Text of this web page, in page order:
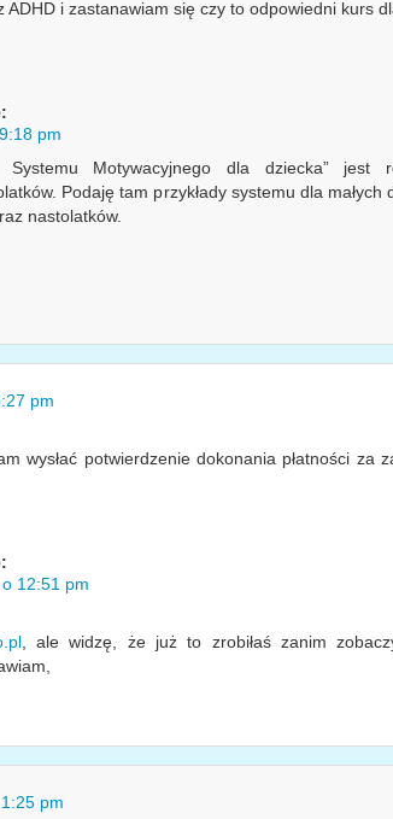
ADHD i zastanawiam się czy to odpowiedni kurs
pm
Systemu Motywacyjnego dla dziecka” jest
Podaję tam przykłady systemu dla małych
nastolatków.
pm
wysłać potwierdzenie dokonania płatności za
12:51 pm
, ale widzę, że już to zrobiłaś zanim
pm